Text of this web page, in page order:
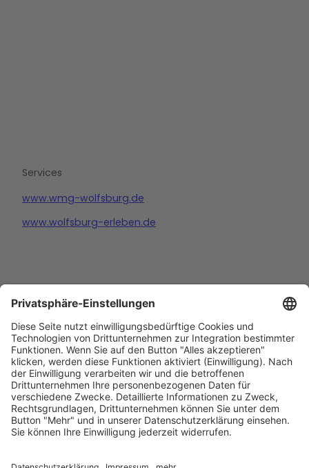
Services
www.wmg-wolfsburg.de
www.wolfsburg-erleben.de